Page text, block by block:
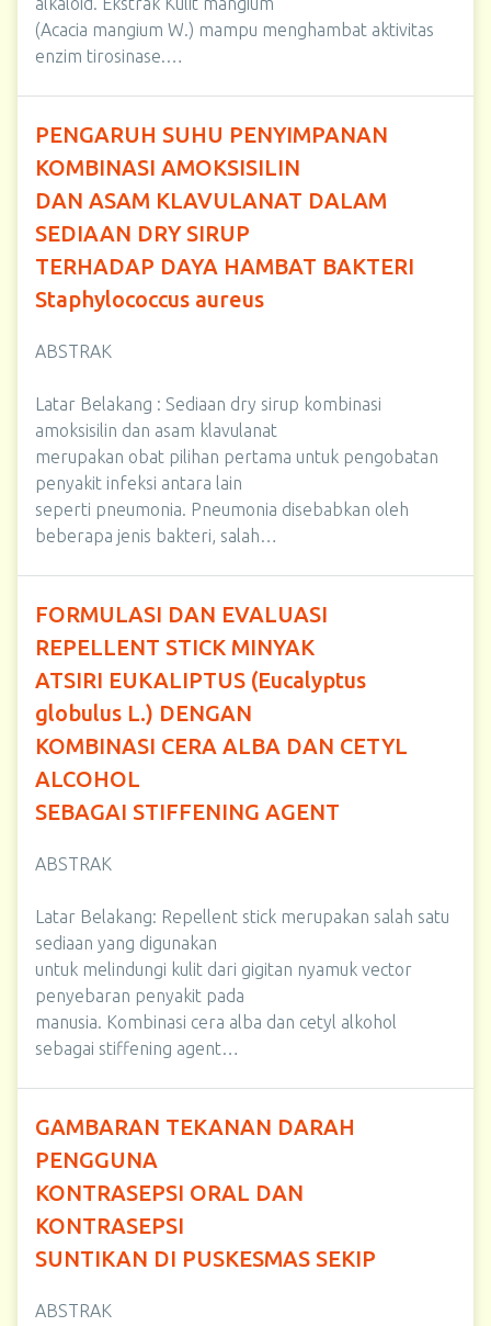
(Acacia mangium W.) mampu menghambat aktivitas
enzim tirosinase.…
PENGARUH SUHU PENYIMPANAN
KOMBINASI AMOKSISILIN
DAN ASAM KLAVULANAT DALAM
SEDIAAN DRY SIRUP
TERHADAP DAYA HAMBAT BAKTERI
Staphylococcus aureus
ABSTRAK
Latar Belakang : Sediaan dry sirup kombinasi
amoksisilin dan asam klavulanat
merupakan obat pilihan pertama untuk pengobatan
penyakit infeksi antara lain
seperti pneumonia. Pneumonia disebabkan oleh
beberapa jenis bakteri, salah…
FORMULASI DAN EVALUASI
REPELLENT STICK MINYAK
ATSIRI EUKALIPTUS (Eucalyptus
globulus L.) DENGAN
KOMBINASI CERA ALBA DAN CETYL
ALCOHOL
SEBAGAI STIFFENING AGENT
ABSTRAK
Latar Belakang: Repellent stick merupakan salah satu
sediaan yang digunakan
untuk melindungi kulit dari gigitan nyamuk vector
penyebaran penyakit pada
manusia. Kombinasi cera alba dan cetyl alkohol
sebagai stiffening agent…
GAMBARAN TEKANAN DARAH
PENGGUNA
KONTRASEPSI ORAL DAN
KONTRASEPSI
SUNTIKAN DI PUSKESMAS SEKIP
ABSTRAK